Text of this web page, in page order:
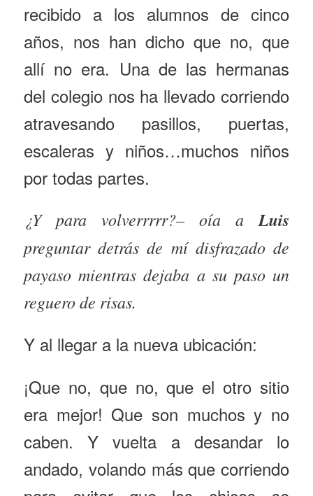
recibido a los alumnos de cinco
años, nos han dicho que no, que
allí no era. Una de las hermanas
del colegio nos ha llevado corriendo
atravesando pasillos, puertas,
escaleras y niños…muchos niños
por todas partes.
¿Y para volverrrrr?– oía a Luis
preguntar detrás de mí disfrazado de
payaso mientras dejaba a su paso un
reguero de risas.
Y al llegar a la nueva ubicación:
¡Que no, que no, que el otro sitio
era mejor! Que son muchos y no
caben. Y vuelta a desandar lo
andado, volando más que corriendo